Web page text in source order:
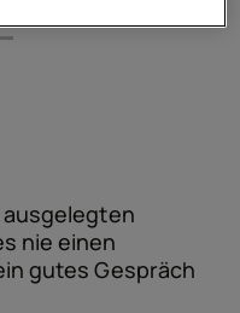
ausgelegten
nie einen
gutes Gespräch